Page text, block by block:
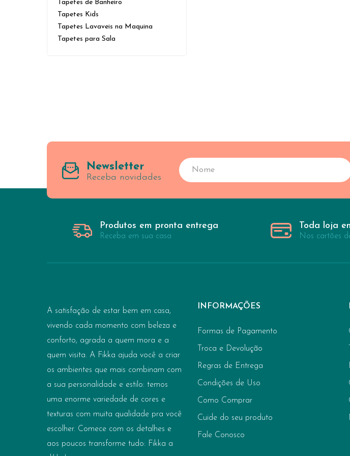
Tapetes de Banheiro
Tapetes Kids
Tapetes Lavaveis na Maquina
Tapetes para Sala
Newsletter
Receba novidades
Produtos em pronta entrega
Receba em sua casa
Toda loja
Nos cartões
A satisfação de estar bem em casa,
vivendo cada momento com beleza e
conforto, agrada a quem mora e a
quem visita. A Fikka ajuda você a criar
os ambientes que mais combinam com
a sua personalidade e estilo: temos
uma enorme variedade de cores e
texturas com muita qualidade pra você
escolher. Comece com os detalhes e
aos poucos transforme tudo: Fikka a
INFORMAÇÕES
Formas de Pagamento
Troca e Devolução
Regras de Entrega
Condições de Uso
Como Comprar
Cuide do seu produto
Fale Conosco